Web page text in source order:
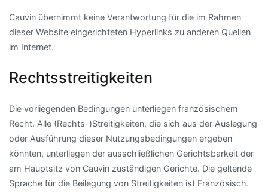
Cauvin übernimmt keine Verantwortung für die im Rahmen
dieser Website eingerichteten Hyperlinks zu anderen Quellen
im Internet.
Rechtsstreitigkeiten
Die vorliegenden Bedingungen unterliegen französischem
Recht. Alle (Rechts-)Streitigkeiten, die sich aus der Auslegung
oder Ausführung dieser Nutzungsbedingungen ergeben
könnten, unterliegen der ausschließlichen Gerichtsbarkeit der
am Hauptsitz von Cauvin zuständigen Gerichte. Die geltende
Sprache für die Beilegung von Streitigkeiten ist Französisch.